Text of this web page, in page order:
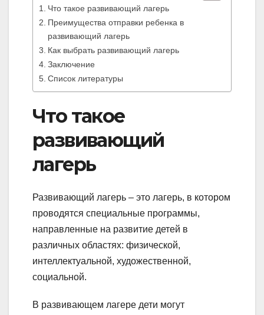
Что такое развивающий лагерь
Преимущества отправки ребенка в
развивающий лагерь
Как выбрать развивающий лагерь
Заключение
Список литературы
Что такое
развивающий
лагерь
Развивающий лагерь – это лагерь, в котором
проводятся специальные программы,
направленные на развитие детей в
различных областях: физической,
интеллектуальной, художественной,
социальной.
В развивающем лагере дети могут